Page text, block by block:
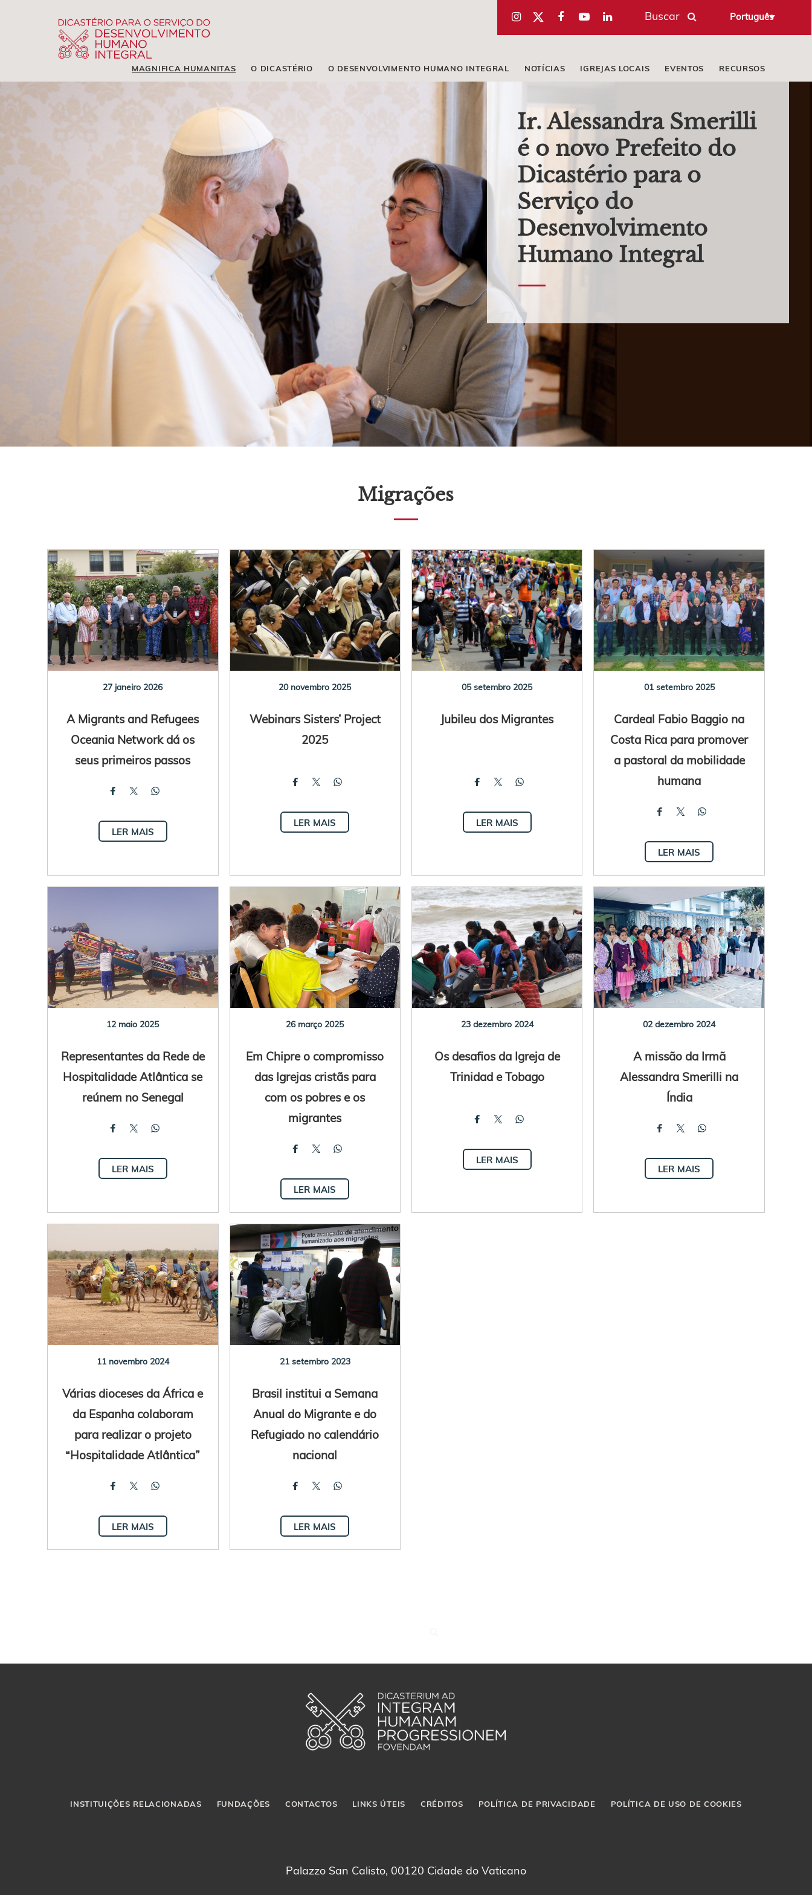
Buscar Português
MAGNIFICA HUMANITAS O DICASTÉRIO O DESENVOLVIMENTO HUMANO INTEGRAL NOTÍCIAS IGREJAS LOCAIS EVENTOS RECURSOS
Ir. Alessandra Smerilli
é o novo Prefeito do
Dicastério para o
Serviço do
Desenvolvimento
Humano Integral
Migrações
27 janeiro 2026
A Migrants and Refugees
Oceania Network dá os
seus primeiros passos
LER MAIS
20 novembro 2025
Webinars Sisters’ Project
2025
LER MAIS
05 setembro 2025
Jubileu dos Migrantes
LER MAIS
01 setembro 2025
Cardeal Fabio Baggio na
Costa Rica para promover
a pastoral da mobilidade
humana
LER MAIS
12 maio 2025
Representantes da Rede de
Hospitalidade Atlântica se
reúnem no Senegal
LER MAIS
26 março 2025
Em Chipre o compromisso
das Igrejas cristãs para
com os pobres e os
migrantes
LER MAIS
23 dezembro 2024
Os desafios da Igreja de
Trinidad e Tobago
LER MAIS
02 dezembro 2024
A missão da Irmã
Alessandra Smerilli na
Índia
LER MAIS
11 novembro 2024
Várias dioceses da África e
da Espanha colaboram
para realizar o projeto
“Hospitalidade Atlântica”
LER MAIS
21 setembro 2023
Brasil institui a Semana
Anual do Migrante e do
Refugiado no calendário
nacional
LER MAIS
INSTITUIÇÕES RELACIONADAS FUNDAÇÕES CONTACTOS LINKS ÚTEIS CRÉDITOS POLÍTICA DE PRIVACIDADE POLÍTICA DE USO DE COOKIES
Palazzo San Calisto, 00120 Cidade do Vaticano